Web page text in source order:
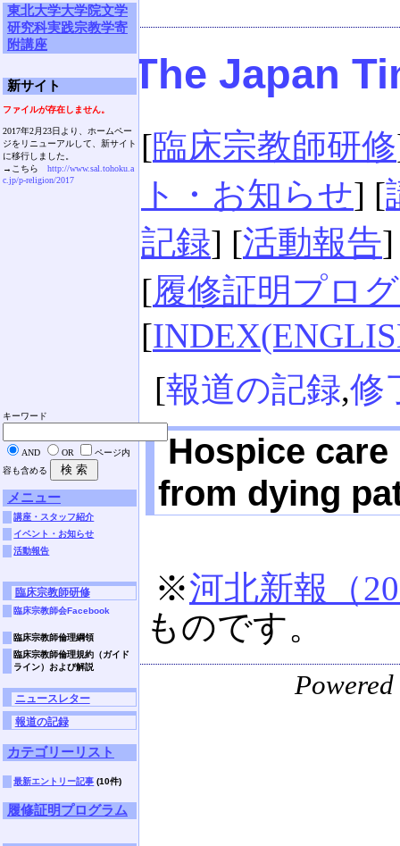
The Japan
[臨床宗教師研修
ト・お知らせ] [
記録] [活動報告]
[履修証明プロ
[
[報道の記録,修
Hospice
from dying
※河北新報（
ものです。
東北大学大学院文学
研究科実践宗教学寄
附講座
新サイト
ファイルが存在しません。
2017年2月23日より、ホームペー
ジをリニューアルして、新サイト
に移行しました。
→こちら http://www.sal.tohoku.a
c.jp/p-religion/2017
キーワード
AND OR
ページ内
容も含める
メニュー
講座・スタッフ紹介
イベント・お知らせ
活動報告
臨床宗教師研修
臨床宗教師会Facebook
臨床宗教師倫理綱領
臨床宗教師倫理規約（ガイド
ライン）および解説
ニュースレター
報道の記録
カテゴリーリスト
最新エントリー記事 (10件)
履修証明プログラム